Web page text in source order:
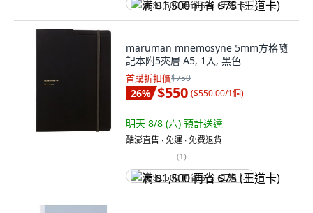
满 $1,500 再省 $75 (王道卡)
maruman mnemosyne 5mm方格隨
記本附5夾層 A5, 1入, 黑色
首購折扣價$750
26% $550 ($550.00/1個)
明天 8/8 (六) 預計送達
酷澎直售 ∙ 免運 ∙ 免費退貨
(1)
满 $1,500 再省 $75 (王道卡)